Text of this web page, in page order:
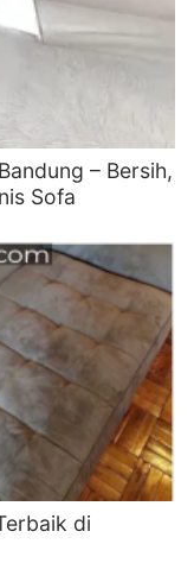
– Bersih,
Sofa
di